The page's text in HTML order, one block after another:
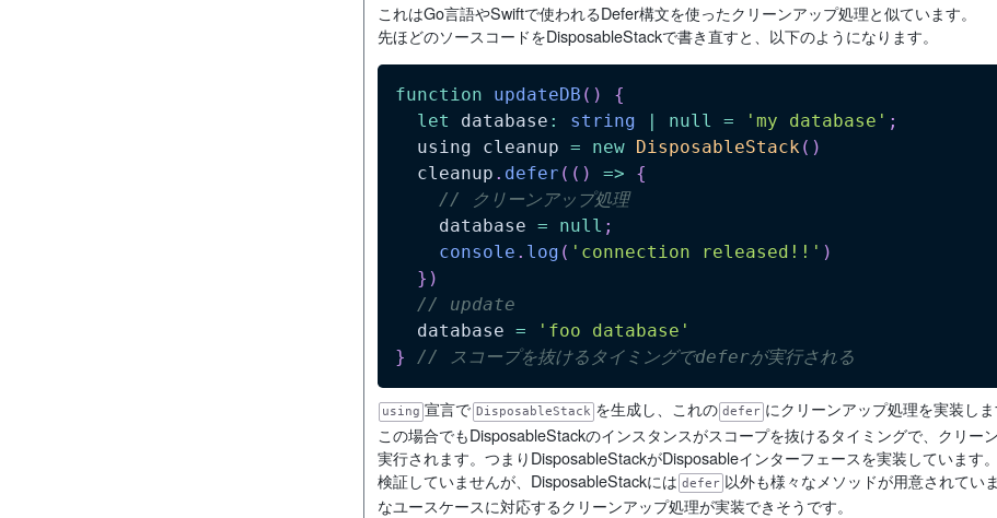
これはGo言語やSwiftで使われるDefer構文を使ったクリーンアップ処理と似ています。
先ほどのソースコードをDisposableStackで書き直すと、以下のようになります。
function updateDB ( )
{
let
database : string null = 'my database' ;
  using cleanup
= new DisposableStack( )
  cleanup
. defer ( ( ) =>
{
// クリーンアップ処理
    database
= null ;
console . log ( 'connection released!!' )
} )
// update
  database
=
'foo database'
}
// スコープを抜けるタイミングでdeferが実行される
using 宣言で DisposableStack を生成し、これの defer にクリーンアップ処理を実装しま
この場合でもDisposableStackのインスタンスがスコープを抜けるタイミングで、クリー
実行されます。つまりDisposableStackがDisposableインターフェースを実装しています。
検証していませんが、DisposableStackには defer 以外も様々なメソッドが用意されてい
なユースケースに対応するクリーンアップ処理が実装できそうです。